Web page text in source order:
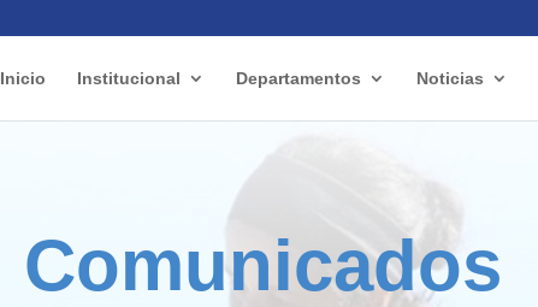
Inicio Institucional Departamentos Noticias
Comunicados